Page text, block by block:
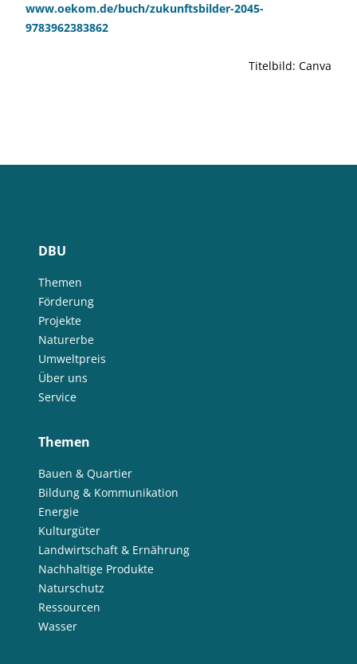
www.oekom.de/buch/zukunftsbilder-2045-
9783962383862
Titelbild: Canva
DBU
Themen
Förderung
Projekte
Naturerbe
Umweltpreis
Über uns
Service
Themen
Bauen & Quartier
Bildung & Kommunikation
Energie
Kulturgüter
Landwirtschaft & Ernährung
Nachhaltige Produkte
Naturschutz
Ressourcen
Wasser